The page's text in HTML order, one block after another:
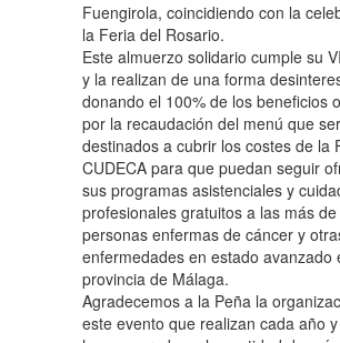
Fuengirola, coincidiendo con la
la Feria del Rosario.
Este almuerzo solidario cumple su
y la realizan de una forma
donando el 100% de los beneficios
por la recaudación del menú que
destinados a cubrir los costes de la
CUDECA para que puedan seguir
sus programas asistenciales y
profesionales gratuitos a las más
personas enfermas de cáncer y
enfermedades en estado avanzado
provincia de Málaga.
Agradecemos a la Peña la
este evento que realizan cada año